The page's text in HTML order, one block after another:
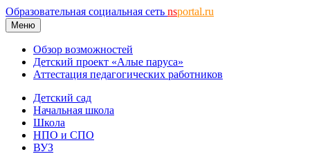
Образовательная социальная сеть nsportal.ru
Меню
Обзор возможностей
Детский проект «Алые паруса»
Аттестация педагогических работников
Детский сад
Начальная школа
Школа
НПО и СПО
ВУЗ